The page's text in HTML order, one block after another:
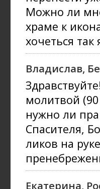
Можно ли
храме к
хочеться так
Владислав,
молитвой
нужно ли
Спасителя,
ликов на
Екатерина,